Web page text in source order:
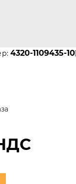
4320-1109435-10